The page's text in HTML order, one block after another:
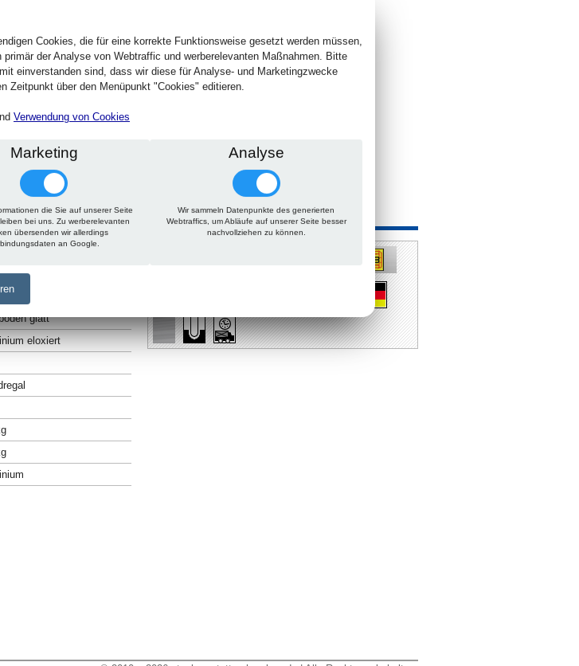
Stck.
Zu diesem Artikel passt auch
glatt
eloxiert
Cookies, die für eine korrekte Funktionsweise gesetzt werden müssen,
der Analyse von Webtraffic und werberelevanten Maßnahmen. Bitte
einverstanden sind, dass wir diese für Analyse- und Marketingzwecke
Zeitpunkt über den Menüpunkt "Cookies" editieren.
Verwendung von Cookies
Marketing
die Sie auf unserer Seite
bei uns. Zu werberelevanten
übersenden wir allerdings
an Google.
Analyse
Wir sammeln Datenpunkte des generierten
Webtraffics, um Abläufe auf unserer Seite besser
nachvollziehen zu können.